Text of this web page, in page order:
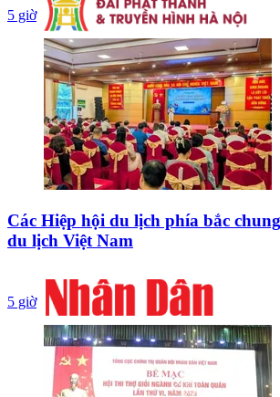
5 giờ
Các Hiệp hội du lịch phía bắc
du lịch Việt Nam
5 giờ